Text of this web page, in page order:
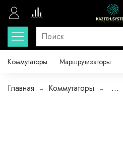
Коммутаторы Маршрутизаторы
Главная Коммутаторы ...